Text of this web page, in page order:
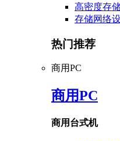
高密度存
存储网络
热门推荐
商用PC
商用PC
商用台式机